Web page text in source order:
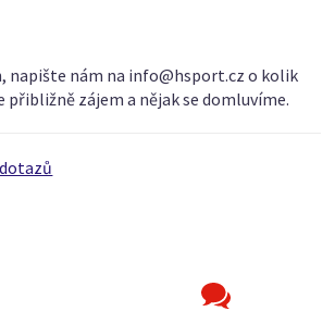
napište nám na info@hsport.cz o kolik
přibližně zájem a nějak se domluvíme.